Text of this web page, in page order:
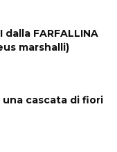
dalla FARFALLINA
marshalli)
una cascata di fiori